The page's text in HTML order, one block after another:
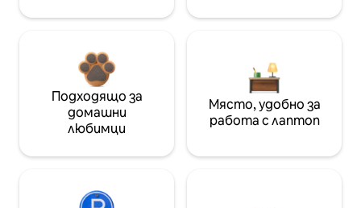
Подходящо за
домашни
любимци
Място, удобно за
работа с лаптоп